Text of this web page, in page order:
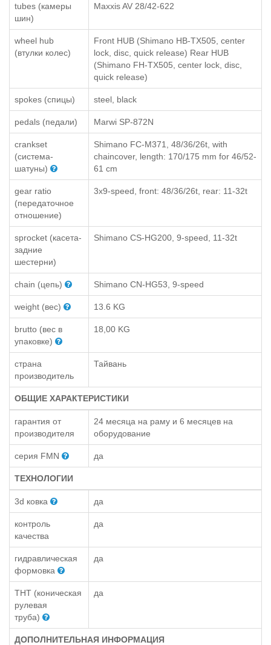
tubes (камеры
шин)
Maxxis AV 28/42-622
wheel hub
(втулки колес)
Front HUB (Shimano HB-TX505, center
lock, disc, quick release) Rear HUB
(Shimano FH-TX505, center lock, disc,
quick release)
spokes (спицы) steel, black
pedals (педали) Marwi SP-872N
crankset
(система-
шатуны)
Shimano FC-M371, 48/36/26t, with
chaincover, length: 170/175 mm for 46/52-
61 cm
gear ratio
(передаточное
отношение)
3x9-speed, front: 48/36/26t, rear: 11-32t
sprocket (касета-
задние
шестерни)
Shimano CS-HG200, 9-speed, 11-32t
chain (цепь) Shimano CN-HG53, 9-speed
weight (вес) 13.6 KG
brutto (вес в
упаковке)
18,00 KG
страна
производитель
Тайвань
ОБЩИЕ ХАРАКТЕРИСТИКИ
гарантия от
производителя
24 месяца на раму и 6 месяцев на
оборудование
серия FMN да
ТЕХНОЛОГИИ
3d ковка да
контроль
качества
да
гидравлическая
формовка
да
THT (коническая
рулевая
труба)
да
ДОПОЛНИТЕЛЬНАЯ ИНФОРМАЦИЯ